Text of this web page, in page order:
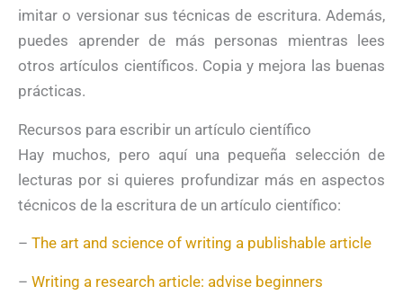
imitar o versionar sus técnicas de escritura. Además,
puedes aprender de más personas mientras lees
otros artículos científicos. Copia y mejora las buenas
prácticas.
Recursos para escribir un artículo científico
Hay muchos, pero aquí una pequeña selección de
lecturas por si quieres profundizar más en aspectos
técnicos de la escritura de un artículo científico:
– The art and science of writing a publishable article
– Writing a research article: advise beginners